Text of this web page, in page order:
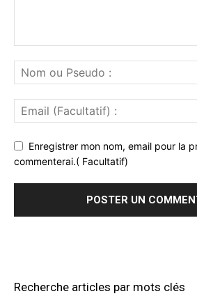
Enregistrer mon nom, email pour la
commenterai.( Facultatif)
Recherche articles par mots clés